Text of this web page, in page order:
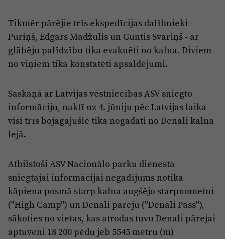
Tikmēr pārējie trīs ekspedīcijas dalībnieki -
Puriņš, Edgars Madžulis un Guntis Svariņš - ar
glābēju palīdzību tika evakuēti no kalna. Diviem
no viņiem tika konstatēti apsaldējumi.
Saskaņā ar Latvijas vēstniecības ASV sniegto
informāciju, naktī uz 4. jūniju pēc Latvijas laika
visi trīs bojāgājušie tika nogādāti no Denali kalna
lejā.
Atbilstoši ASV Nacionālo parku dienesta
sniegtajai informācijai negadījums notika
kāpiena posmā starp kalna augšējo starpnometni
("High Camp") un Denali pāreju ("Denali Pass"),
sākoties no vietas, kas atrodas tuvu Denali pārejai
aptuveni 18 200 pēdu jeb 5545 metru (m)